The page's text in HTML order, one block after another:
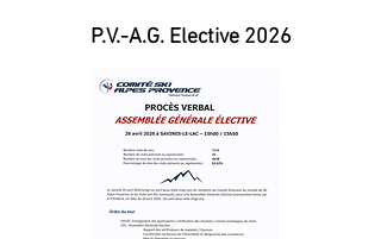
P.V.-A.G. Elective 2026